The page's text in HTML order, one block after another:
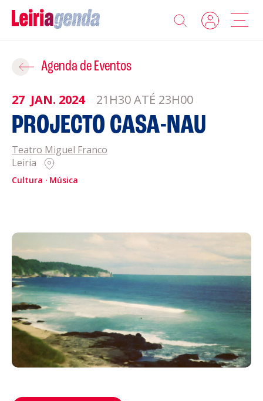
Agenda
Sobre a Leiriagenda
Promotores
Clubes Desportivos
Política de Privacidade
Política de Cookies
Acompanhe a Leiria Agenda
CULTURA
DESPORTO
Agenda de Eventos
27 JAN. 2024 21H30 ATÉ 23H00
PROJECTO CASA-NAU
Teatro Miguel Franco
Leiria
Cultura Música
Adicionar ao Roteiro
ROTEIROS EXISTENTES
CRIAR NOVO